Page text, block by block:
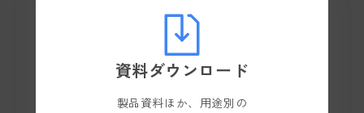
資料ダウンロード
製品資料ほか、用途別の